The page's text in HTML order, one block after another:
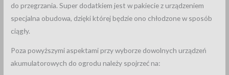
do przegrzania. Super dodatkiem jest w pakiecie z urządzeniem
specjalna obudowa, dzięki której będzie ono chłodzone w sposób
ciągły.
Poza powyższymi aspektami przy wyborze dowolnych urządzeń
akumulatorowych do ogrodu należy spojrzeć na: